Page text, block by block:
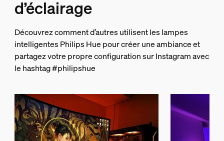
fonction supplémentaire/accessoire
Piles fournies
Non
Intensité variable avec l’appli et l’interrupteur Hue
DEL intégrée
Oui
Bloc d’alimentation inclus
Oui
Puis-je utiliser une alimentation
Les barres lumineuses Play ont-elles
d’éclairage
Découvrez comment d’autres utilisent les lampes
intelligentes Philips Hue pour créer une ambiance et
partagez votre propre configuration sur Instagram avec
le hashtag #philipshue